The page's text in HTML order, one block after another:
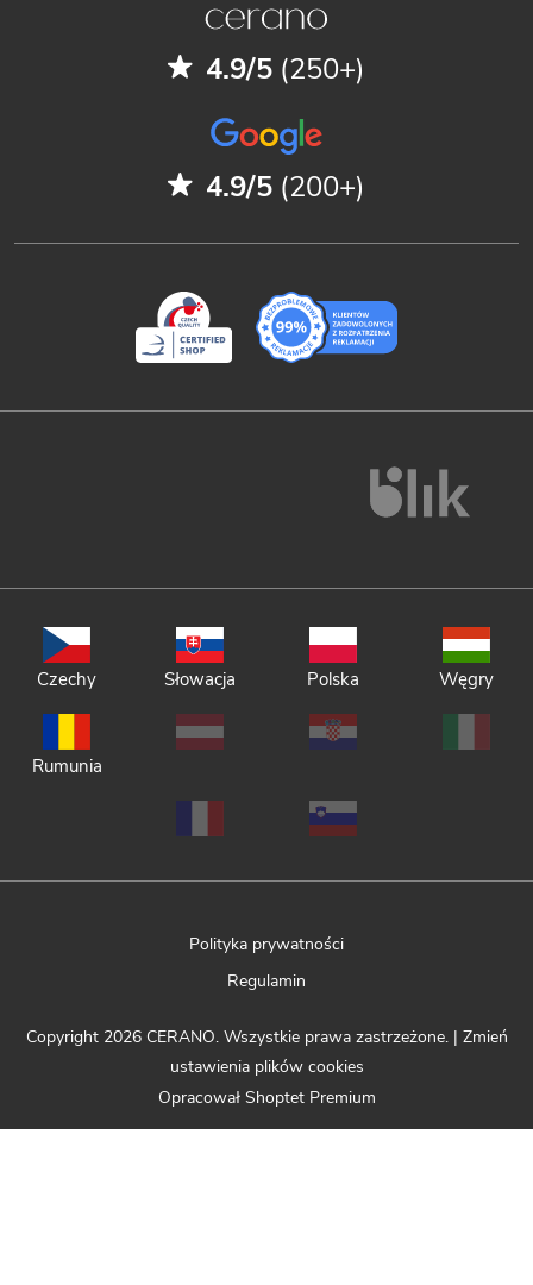
4.9/5 (250+)
4.9/5 (200+)
Czechy Słowacja Polska Węgry
Rumunia
Polityka prywatności
Regulamin
Opracował Shoptet Premium
Copyright 2026 CERANO. Wszystkie prawa zastrzeżone. | Zmień
ustawienia plików cookies